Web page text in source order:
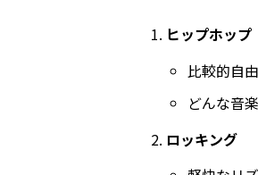
ヒップホップ
比較的自
どんな音
ロッキング